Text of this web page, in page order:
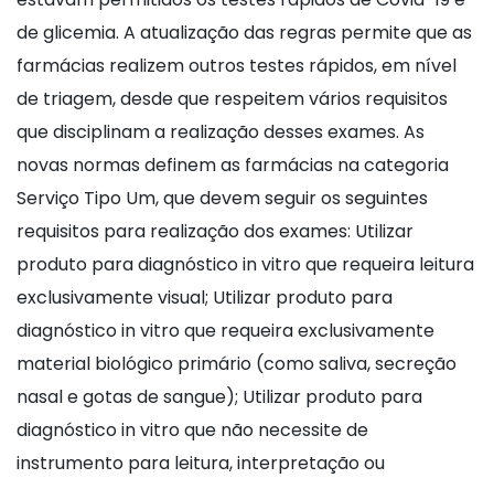
de glicemia. A atualização das regras permite que as
farmácias realizem outros testes rápidos, em nível
de triagem, desde que respeitem vários requisitos
que disciplinam a realização desses exames. As
novas normas definem as farmácias na categoria
Serviço Tipo Um, que devem seguir os seguintes
requisitos para realização dos exames: Utilizar
produto para diagnóstico in vitro que requeira leitura
exclusivamente visual; Utilizar produto para
diagnóstico in vitro que requeira exclusivamente
material biológico primário (como saliva, secreção
nasal e gotas de sangue); Utilizar produto para
diagnóstico in vitro que não necessite de
instrumento para leitura, interpretação ou